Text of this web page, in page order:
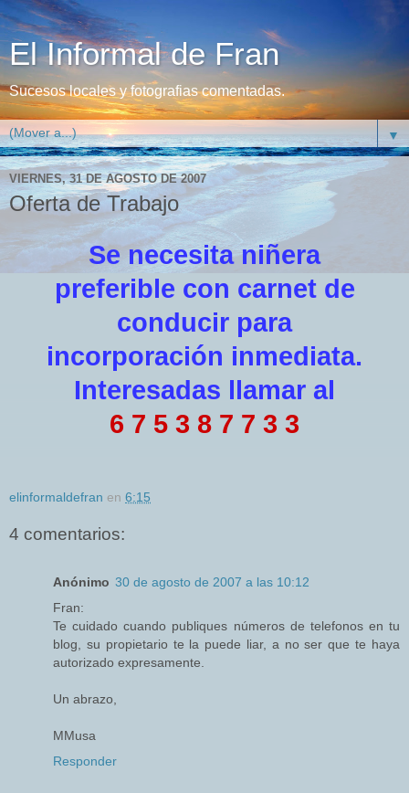
El Informal de Fran
Sucesos locales y fotografias comentadas.
▼
VIERNES, 31 DE AGOSTO DE 2007
Oferta de Trabajo
Se necesita niñera
preferible con carnet de
conducir para
incorporación inmediata.
Interesadas llamar al
6 7 5 3 8 7 7 3 3
elinformaldefran en 6:15
4 comentarios:
Anónimo 30 de agosto de 2007 a las 10:12
Fran:
Te cuidado cuando publiques números de telefonos en tu
blog, su propietario te la puede liar, a no ser que te haya
autorizado expresamente.
Un abrazo,
MMusa
Responder